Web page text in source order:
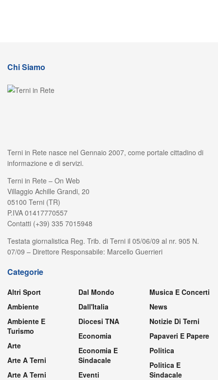
Chi Siamo
Terni in Rete nasce nel Gennaio 2007, come portale cittadino di
informazione e di servizi.
Terni in Rete – On Web
Villaggio Achille Grandi, 20
05100 Terni (TR)
P.IVA 01417770557
Contatti (+39) 335 7015948
Testata giornalistica Reg. Trib. di Terni il 05/06/09 al nr. 905 N.
07/09 – Direttore Responsabile: Marcello Guerrieri
Categorie
Altri Sport
Ambiente
Ambiente E
Turismo
Arte
Arte A Terni
Arte A Terni
Dal Mondo
Dall'Italia
Diocesi TNA
Economia
Economia E
Sindacale
Eventi
Musica E Concerti
News
Notizie Di Terni
Papaveri E Papere
Politica
Politica E
Sindacale